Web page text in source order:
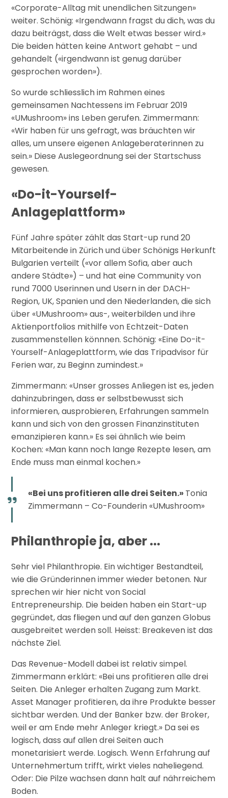
«Corporate-Alltag mit unendlichen Sitzungen»
weiter. Schönig: «Irgendwann fragst du dich, was du
dazu beiträgst, dass die Welt etwas besser wird.»
Die beiden hätten keine Antwort gehabt – und
gehandelt («irgendwann ist genug darüber
gesprochen worden»).
So wurde schliesslich im Rahmen eines
gemeinsamen Nachtessens im Februar 2019
«UMushroom» ins Leben gerufen. Zimmermann:
«Wir haben für uns gefragt, was bräuchten wir
alles, um unsere eigenen Anlageberaterinnen zu
sein.» Diese Auslegeordnung sei der Startschuss
gewesen.
«Do-it-Yourself-
Anlageplattform»
Fünf Jahre später zählt das Start-up rund 20
Mitarbeitende in Zürich und über Schönigs Herkunft
Bulgarien verteilt («vor allem Sofia, aber auch
andere Städte») – und hat eine Community von
rund 7000 Userinnen und Usern in der DACH-
Region, UK, Spanien und den Niederlanden, die sich
über «UMushroom» aus-, weiterbilden und ihre
Aktienportfolios mithilfe von Echtzeit-Daten
zusammenstellen könnnen. Schönig: «Eine Do-it-
Yourself-Anlageplattform, wie das Tripadvisor für
Ferien war, zu Beginn zumindest.»
Zimmermann: «Unser grosses Anliegen ist es, jeden
dahinzubringen, dass er selbstbewusst sich
informieren, ausprobieren, Erfahrungen sammeln
kann und sich von den grossen Finanzinstituten
emanzipieren kann.» Es sei ähnlich wie beim
Kochen: «Man kann noch lange Rezepte lesen, am
Ende muss man einmal kochen.»
«Bei uns profitieren alle drei Seiten.» Tonia
Zimmermann – Co-Founderin «UMushroom»
Philanthropie ja, aber ...
Sehr viel Philanthropie. Ein wichtiger Bestandteil,
wie die Gründerinnen immer wieder betonen. Nur
sprechen wir hier nicht von Social
Entrepreneurship. Die beiden haben ein Start-up
gegründet, das fliegen und auf den ganzen Globus
ausgebreitet werden soll. Heisst: Breakeven ist das
nächste Ziel.
Das Revenue-Modell dabei ist relativ simpel.
Zimmermann erklärt: «Bei uns profitieren alle drei
Seiten. Die Anleger erhalten Zugang zum Markt.
Asset Manager profitieren, da ihre Produkte besser
sichtbar werden. Und der Banker bzw. der Broker,
weil er am Ende mehr Anleger kriegt.» Da sei es
logisch, dass auf allen drei Seiten auch
monetarisiert werde. Logisch. Wenn Erfahrung auf
Unternehmertum trifft, wirkt vieles naheliegend.
Oder: Die Pilze wachsen dann halt auf nährreichem
Boden.